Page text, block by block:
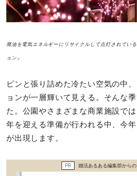
占い・診断
ファッション・美容
趣味・旅行
セックスライフ
感動
廃油を電気エネルギーにリサイクルして点灯されてい
ョン』
ピンと張り詰めた冷たい空気の中
ョンが一層輝いて見える。そんな
た。公園やさまざまな商業施設で
年を迎える準備が行われる中、今
が出現します。
PR 婚活あるある編集部から